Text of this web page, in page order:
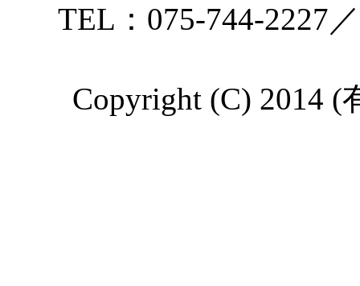
TEL：075-744-2227
Copyright (C) 2014 (